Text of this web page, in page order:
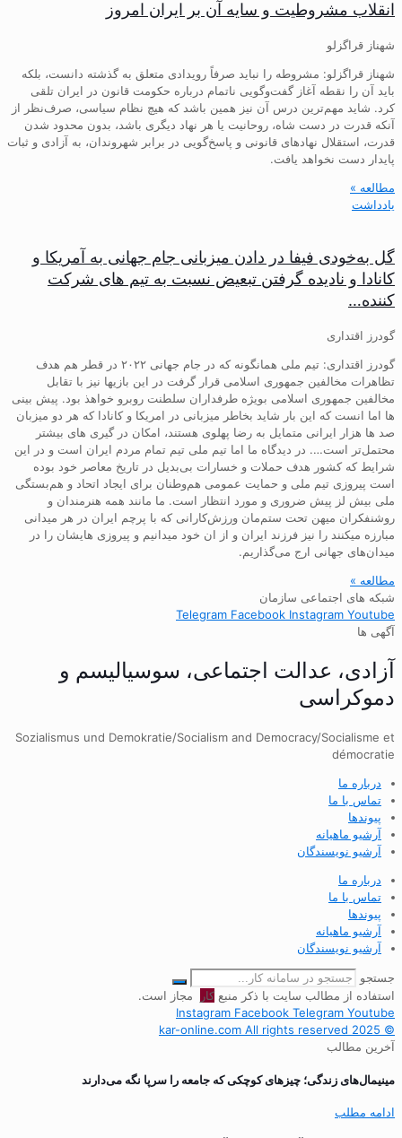
انقلاب مشروطیت و سایه آن بر ایران امروز
شهناز قراگزلو
شهناز قراگزلو: مشروطه را نباید صرفاً رویدادی متعلق به گذشته دانست، بلکه
باید آن را نقطه آغاز گفت‌وگویی ناتمام درباره حکومت قانون در ایران تلقی
کرد. شاید مهم‌ترین درس آن نیز همین باشد که هیچ نظام سیاسی، صرف‌نظر از
آنکه قدرت در دست شاه، روحانیت یا هر نهاد دیگری باشد، بدون محدود شدن
قدرت، استقلال نهادهای قانونی و پاسخ‌گویی در برابر شهروندان، به آزادی و ثبات
پایدار دست نخواهد یافت.
مطالعه »
یادداشت
گل به‌خودی فیفا در دادن میزبانی جام جهانی به آمریکا و
کانادا و نادیده گرفتن تبعیض نسبت به تیم های شرکت
کننده…
گودرز اقتداری
گودرز اقتداری: تیم ملی همانگونه که در جام جهانی ۲۰۲۲ در قطر هم هدف
تظاهرات مخالفین جمهوری اسلامی قرار گرفت در این بازیها نیز با تقابل
مخالفین جمهوری اسلامی بویژه طرفداران سلطنت روبرو خواهذ بود. پیش بینی
ها اما انست که این بار شاید بخاطر میزبانی در امریکا و کانادا که هر دو میزبان
صد ها هزار ایرانی متمایل به رضا پهلوی هستند، امکان در گیری های بیشتر
محتمل‌تر است…. در دیدگاه ما اما تیم ملی تیم تمام مردم ایران است و در این
شرایط که کشور هدف حملات و خسارات بی‌بدیل در تاریخ معاصر خود بوده
است پیروزی تیم ملی و حمایت عمومی هم‌وطنان برای ایجاد اتحاد و هم‌بستگی
ملی بیش لز پیش ضروری و مورد انتظار است. ما مانند همه هنرمندان و
روشنفکران میهن تحت ستم‌مان ورزش‌کارانی که با پرچم ایران در هر میدانی
مبارزه میکنند را نیز فرزند ایران و از ان خود میدانیم و پیروزی هایشان را در
میدان‌های جهانی ارج می‌گذاریم.
مطالعه »
شبکه های اجتماعی سازمان
Telegram Facebook Instagram Youtube
آگهی ها
آزادی، عدالت اجتماعی، سوسیالیسم و
دموکراسی
Sozialismus und Demokratie/Socialism and Democracy/Socialisme et
démocratie
درباره ما
تماس با ما
پیوندها
آرشیو ماهیانه
آرشیو نویسندگان
درباره ما
تماس با ما
پیوندها
آرشیو ماهیانه
آرشیو نویسندگان
جستجو
استفاده از مطالب سایت با ذکر منبعکار
مجاز است.
Instagram Facebook Telegram Youtube
© 2025 kar-online.com All rights reserved
آخرین مطالب
مینیمال‌های زندگی؛ چیزهای کوچکی که جامعه را سرپا نگه می‌دارند
ادامه مطلب